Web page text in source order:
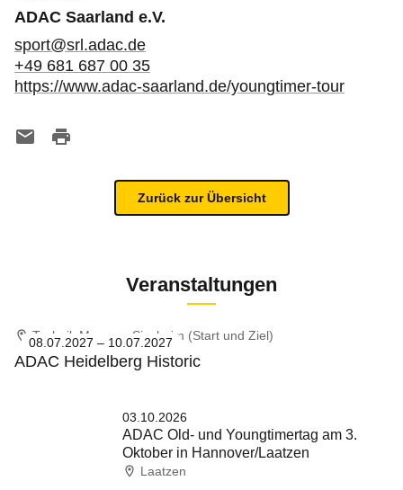
ADAC Saarland e.V.
sport@srl.adac.de
+49 681 687 00 35
https://www.adac-saarland.de/youngtimer-tour
Zurück zur Übersicht
Veranstaltungen
08.07.2027 – 10.07.2027
Technik Museum Sinsheim (Start und Ziel)
ADAC Heidelberg Historic
03.10.2026
Laatzen
ADAC Old- und Youngtimertag am 3.
Oktober in Hannover/Laatzen